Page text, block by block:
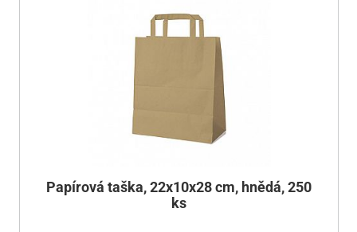
Papírová taška, 22x10x28 cm, hnědá, 250
ks